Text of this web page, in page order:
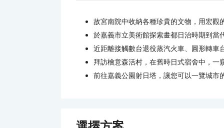
故宮南院中收納各種珍貴的文物，用宏觀
於嘉義市立美術館探索畫都日治時期到當
近距離接觸數台退役蒸汽火車、圓形轉車
拜訪檜意森活村，在舊時日式宿舍中，一
前往嘉義公園射日塔，讓您可以一覽城市